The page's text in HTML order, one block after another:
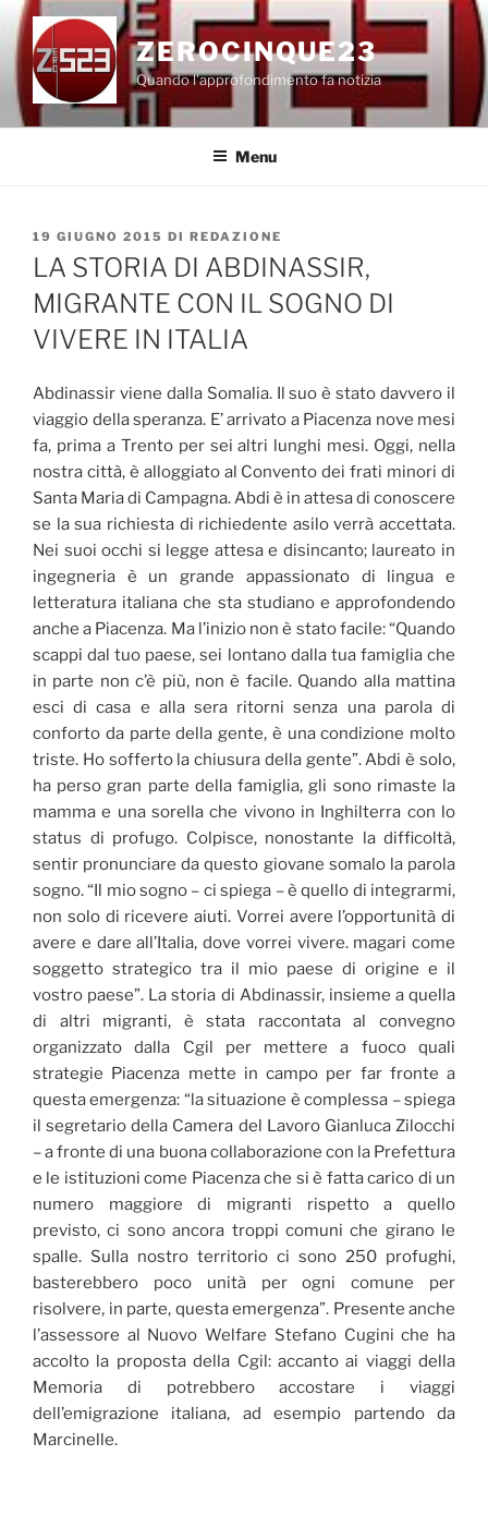
Salta
contenuto
ZEROCINQUE23
Quando l'approfondimento fa notizia
Menu
PUBBLICATO
IL
19 GIUGNO 2015 DI REDAZIONE
LA STORIA DI ABDINASSIR,
MIGRANTE CON IL SOGNO DI
VIVERE IN ITALIA
Abdinassir viene dalla Somalia. Il suo è stato davvero il
viaggio della speranza. E’ arrivato a Piacenza nove mesi
fa, prima a Trento per sei altri lunghi mesi. Oggi, nella
nostra città, è alloggiato al Convento dei frati minori di
Santa Maria di Campagna. Abdi è in attesa di conoscere
se la sua richiesta di richiedente asilo verrà accettata.
Nei suoi occhi si legge attesa e disincanto; laureato in
ingegneria è un grande appassionato di lingua e
letteratura italiana che sta studiano e approfondendo
anche a Piacenza. Ma l’inizio non è stato facile: “Quando
scappi dal tuo paese, sei lontano dalla tua famiglia che
in parte non c’è più, non è facile. Quando alla mattina
esci di casa e alla sera ritorni senza una parola di
conforto da parte della gente, è una condizione molto
triste. Ho sofferto la chiusura della gente”. Abdi è solo,
ha perso gran parte della famiglia, gli sono rimaste la
mamma e una sorella che vivono in Inghilterra con lo
status di profugo. Colpisce, nonostante la difficoltà,
sentir pronunciare da questo giovane somalo la parola
sogno. “Il mio sogno – ci spiega – è quello di integrarmi,
non solo di ricevere aiuti. Vorrei avere l’opportunità di
avere e dare all’Italia, dove vorrei vivere. magari come
soggetto strategico tra il mio paese di origine e il
vostro paese”. La storia di Abdinassir, insieme a quella
di altri migranti, è stata raccontata al convegno
organizzato dalla Cgil per mettere a fuoco quali
strategie Piacenza mette in campo per far fronte a
questa emergenza: “la situazione è complessa – spiega
il segretario della Camera del Lavoro Gianluca Zilocchi
– a fronte di una buona collaborazione con la Prefettura
e le istituzioni come Piacenza che si è fatta carico di un
numero maggiore di migranti rispetto a quello
previsto, ci sono ancora troppi comuni che girano le
spalle. Sulla nostro territorio ci sono 250 profughi,
basterebbero poco unità per ogni comune per
risolvere, in parte, questa emergenza”. Presente anche
l’assessore al Nuovo Welfare Stefano Cugini che ha
accolto la proposta della Cgil: accanto ai viaggi della
Memoria di potrebbero accostare i viaggi
dell’emigrazione italiana, ad esempio partendo da
Marcinelle.